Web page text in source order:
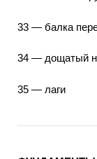
33 — балка
34 — дощатый
35 — лаги